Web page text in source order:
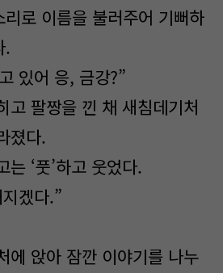
로 이름을 불러주어 기뻐하
.
있어 응, 금강?”
고 팔짱을 낀 채 새침데기처
졌다.
‘풋’하고 웃었다.
겠다.”
에 앉아 잠깐 이야기를 나누